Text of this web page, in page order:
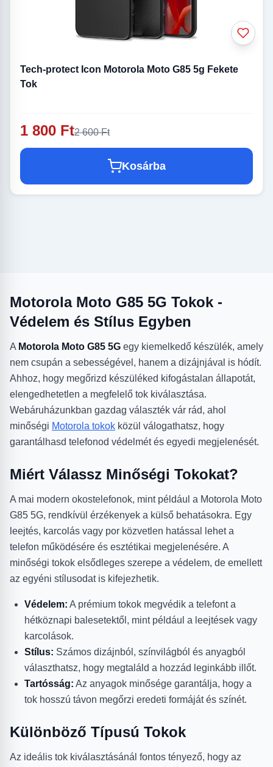
Tech-protect Icon Motorola Moto G85 5g Fekete
Tok
1 800 Ft2 600 Ft
Kosárba
Motorola Moto G85 5G Tokok -
Védelem és Stílus Egyben
A Motorola Moto G85 5G egy kiemelkedő készülék, amely
nem csupán a sebességével, hanem a dizájnjával is hódít.
Ahhoz, hogy megőrizd készüléked kifogástalan állapotát,
elengedhetetlen a megfelelő tok kiválasztása.
Webáruházunkban gazdag választék vár rád, ahol
minőségi Motorola tokok közül válogathatsz, hogy
garantálhasd telefonod védelmét és egyedi megjelenését.
Miért Válassz Minőségi Tokokat?
A mai modern okostelefonok, mint például a Motorola Moto
G85 5G, rendkívül érzékenyek a külső behatásokra. Egy
leejtés, karcolás vagy por közvetlen hatással lehet a
telefon működésére és esztétikai megjelenésére. A
minőségi tokok elsődleges szerepe a védelem, de emellett
az egyéni stílusodat is kifejezhetik.
Védelem: A prémium tokok megvédik a telefont a
hétköznapi balesetektől, mint például a leejtések vagy
karcolások.
Stílus: Számos dizájnból, színvilágból és anyagból
választhatsz, hogy megtaláld a hozzád leginkább illőt.
Tartósság: Az anyagok minősége garantálja, hogy a
tok hosszú távon megőrzi eredeti formáját és színét.
Különböző Típusú Tokok
Az ideális tok kiválasztásánál fontos tényező, hogy az